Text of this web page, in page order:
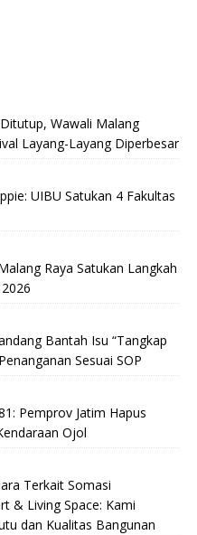
Wawali Malang
Layang-Layang Diperbesar
UIBU Satukan 4 Fakultas
Raya Satukan Langkah
Bantah Isu “Tangkap
Sesuai SOP
Pemprov Jatim Hapus
Ojol
Terkait Somasi
& Living Space: Kami
dan Kualitas Bangunan